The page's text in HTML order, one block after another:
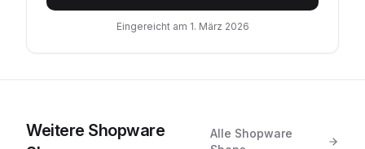
Eingereicht am 1. März 2026
Weitere Shopware
Alle Shopware